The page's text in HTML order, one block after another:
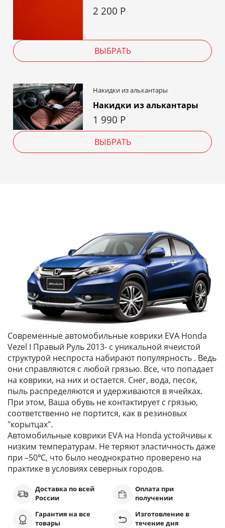
2 200 Р
ВЫБРАТЬ
Накидки из алькантары
Накидки из алькантары
1 990 Р
ВЫБРАТЬ
Современные автомобильные коврики EVA Honda
Vezel I Правый Руль 2013- с уникальной ячеистой
структурой неспроста набирают популярность . Ведь
они справляются с любой грязью. Все, что попадает
на коврики, на них и остается. Снег, вода, песок,
пыль распределяются и удерживаются в ячейках.
При этом, Ваша обувь не контактирует с грязью,
соответственно не портится, как в резиновых
"корытцах".
Автомобильные коврики EVA на Honda устойчивы к
низким температурам. Не теряют эластичность даже
при –50℃, что было неоднократно проверено на
практике в условиях северных городов.
Доставка по всей
России
Оплата при
получении
Гарантия на все
товары
Изготовление в
течение дня